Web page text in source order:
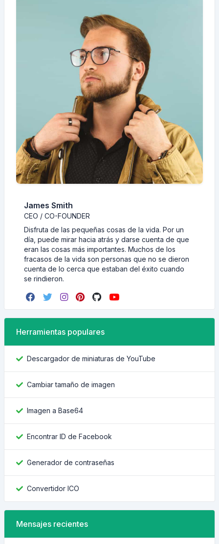
James Smith
CEO / CO-FOUNDER
Disfruta de las pequeñas cosas de la vida. Por un
día, puede mirar hacia atrás y darse cuenta de que
eran las cosas más importantes. Muchos de los
fracasos de la vida son personas que no se dieron
cuenta de lo cerca que estaban del éxito cuando
se rindieron.
Herramientas populares
Descargador de miniaturas de YouTube
Cambiar tamaño de imagen
Imagen a Base64
Encontrar ID de Facebook
Generador de contraseñas
Convertidor ICO
Mensajes recientes